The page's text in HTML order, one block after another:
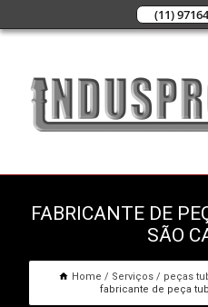
(11)
FABRICANTE DE
SÃO
Home Serviços peças
fabricante de peça